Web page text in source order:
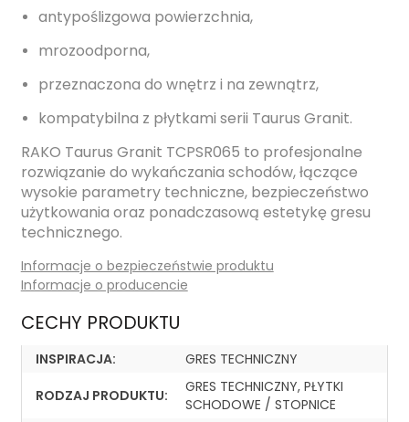
antypoślizgowa powierzchnia,
mrozoodporna,
przeznaczona do wnętrz i na zewnątrz,
kompatybilna z płytkami serii Taurus Granit.
RAKO Taurus Granit TCPSR065 to profesjonalne
rozwiązanie do wykańczania schodów, łączące
wysokie parametry techniczne, bezpieczeństwo
użytkowania oraz ponadczasową estetykę gresu
technicznego.
Informacje o bezpieczeństwie produktu
Informacje o producencie
CECHY PRODUKTU
INSPIRACJA:
GRES TECHNICZNY
RODZAJ PRODUKTU:
GRES TECHNICZNY, PŁYTKI
SCHODOWE / STOPNICE